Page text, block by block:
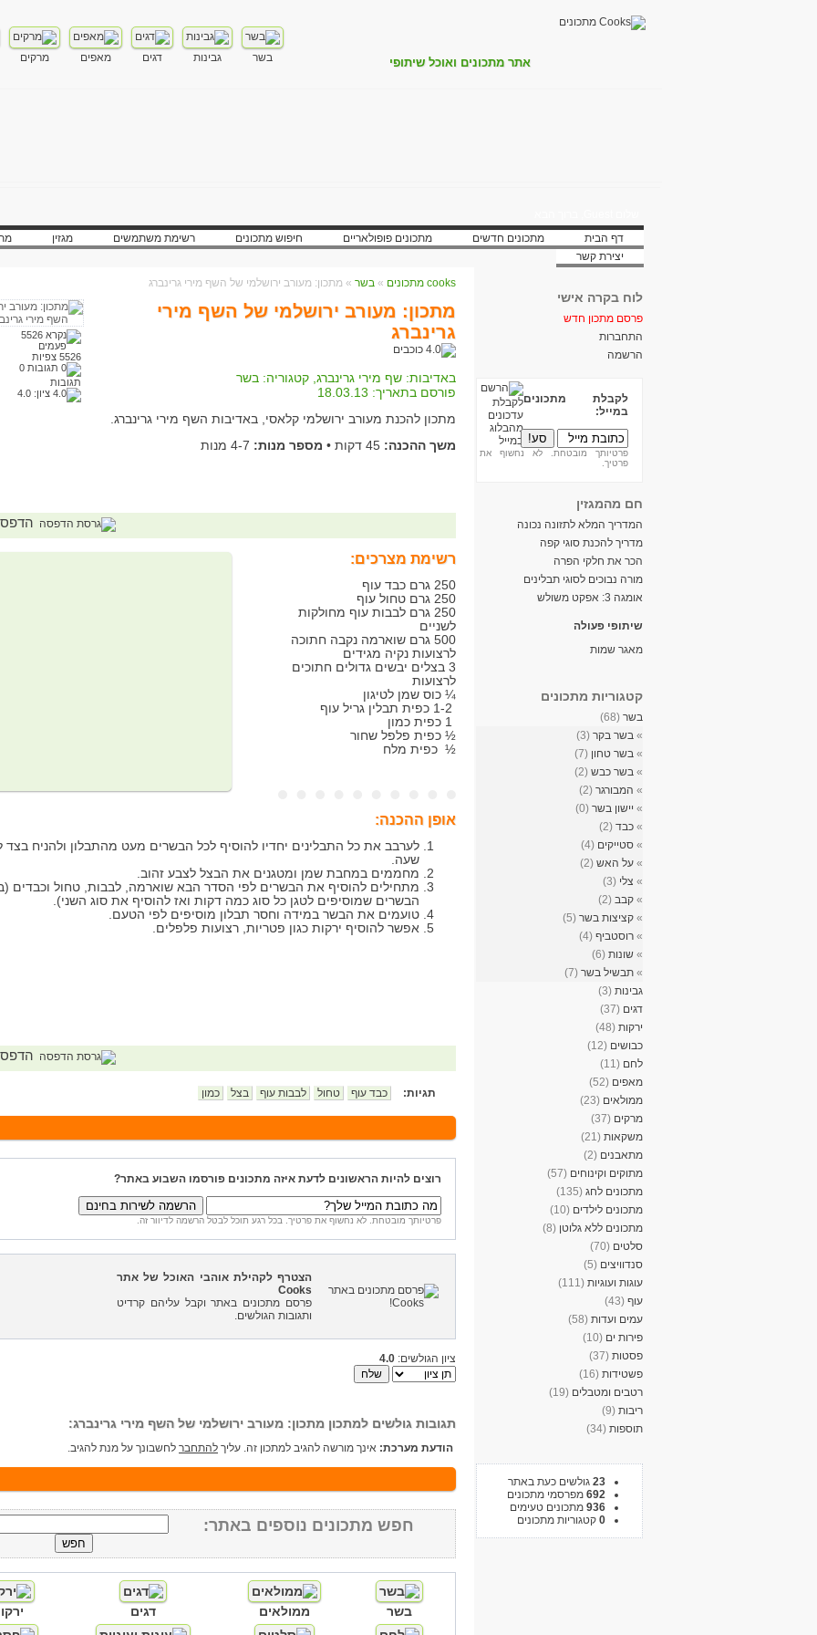
אתר מתכונים ואוכל שיתופי בשר גבינות דגים מאפים מרקים
דף הבית
מתכונים חדשים מתכונים פופולאריים חיפוש מתכונים רשימת משתמשים מגזין
יצירת קשר
לוח בקרה אישי
פרסם מתכון חדש
התחברות
הרשמה
לקבלת מתכונים
במייל:
פרטיותך מובטחת. לא נחשוף את
פרטיך.
חם מהמגזין
המדריך המלא לתזונה נכונה
מדריך להכנת סוגי קפה
הכר את חלקי הפרה
מורה נבוכים לסוגי תבלינים
אומגה 3: אפקט משולש
שיתופי פעולה
מאגר שמות
קטגוריות מתכונים
בשר (68)
» בשר בקר (3)
» בשר טחון (7)
» בשר כבש (2)
» המבורגר (2)
» יישון בשר (0)
» כבד (2)
» סטייקים (4)
» על האש (2)
» צלי (3)
» קבב (2)
» קציצות בשר (5)
» רוסטביף (4)
» שונות (6)
» תבשיל בשר (7)
גבינות (3)
דגים (37)
ירקות (48)
כבושים (12)
לחם (11)
מאפים (52)
ממולאים (23)
מרקים (37)
משקאות (21)
מתאבנים (2)
מתוקים וקינוחים (57)
מתכונים לחג (135)
מתכונים לילדים (10)
מתכונים ללא גלוטן (8)
סלטים (70)
סנדוויצים (5)
עוגות ועוגיות (111)
עוף (43)
עמים ועדות (58)
פירות ים (10)
פסטות (37)
פשטידות (16)
רטבים ומטבלים (19)
ריבות (9)
תוספות (34)
23 גולשים כעת באתר
692 מפרסמי מתכונים
936 מתכונים טעימים
0 קטגוריות מתכונים
5526 צפיות
תגובות
ציון: 4.0
cooks מתכונים » בשר » מתכון: מעורב ירושלמי של השף מירי גרינברג
מתכון: מעורב ירושלמי של השף מירי
גרינברג
באדיבות: שף מירי גרינברג, קטגוריה: בשר
פורסם בתאריך: 18.03.13
מתכון להכנת מעורב ירושלמי קלאסי, באדיבות השף מירי גרינברג.
משך ההכנה: 45 דקות • מספר מנות: 4-7 מנות
רשימת מצרכים:
250 גרם כבד עוף
250 גרם טחול עוף
250 גרם לבבות עוף מחולקות
לשניים
500 גרם שוארמה נקבה חתוכה
לרצועות נקיה מגידים
3 בצלים יבשים גדולים חתוכים
לרצועות
¼ כוס שמן לטיגון
½ כפית פלפל שחור
½ כפית מלח
אופן ההכנה:
לערבב את כל התבלינים יחדיו להוסיף לכל הבשרים מעט מהתבלון ולהניח
שעה.
מחממים במחבת שמן ומטגנים את הבצל לצבע זהוב.
מתחילים להוסיף את הבשרים לפי הסדר הבא שוארמה, לבבות, טחול וכבדים
הבשרים שמוסיפים לטגן כל סוג כמה דקות ואז להוסיף את סוג השני).
טועמים את הבשר במידה וחסר תבלון מוסיפים לפי הטעם.
אפשר להוסיף ירקות כגון פטריות, רצועות פלפלים.
תגיות: כבד עוף טחול לבבות עוף בצל כמון
רוצים להיות הראשונים לדעת איזה מתכונים פורסמו השבוע באתר?
פרטיותך מובטחת. לא נחשוף את פרטיך. בכל רגע תוכל לבטל הרשמה לדיוור זה.
הצטרף לקהילת אוהבי האוכל של אתר
Cooks
פרסם מתכונים באתר וקבל עליהם קרדיט
ותגובות הגולשים.
ציון הגולשים: 4.0
תגובות גולשים למתכון מתכון: מעורב ירושלמי של השף מירי גרינברג:
הודעת מערכת: אינך מורשה להגיב למתכון זה. עליך להתחבר לחשבונך על מנת להגיב.
חפש מתכונים נוספים באתר:
בשר ממולאים דגים